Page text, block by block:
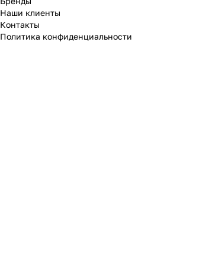
Наши клиенты
Контакты
Политика конфиденциальности